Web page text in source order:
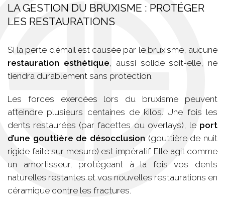
LA GESTION DU BRUXISME : PROTÉGER
LES RESTAURATIONS
Si la perte d’émail est causée par le bruxisme, aucune
restauration esthétique, aussi solide soit-elle, ne
tiendra durablement sans protection.
Les forces exercées lors du bruxisme peuvent
atteindre plusieurs centaines de kilos. Une fois les
dents restaurées (par facettes ou overlays), le port
d’une gouttière de désocclusion (gouttière de nuit
rigide faite sur mesure) est impératif. Elle agit comme
un amortisseur, protégeant à la fois vos dents
naturelles restantes et vos nouvelles restaurations en
céramique contre les fractures.